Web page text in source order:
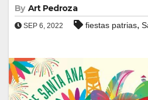
By Art Pedroza
SEP 6, 2022 fiestas patrias,